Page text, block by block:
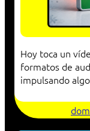
Hoy toca un
formatos de
impulsando